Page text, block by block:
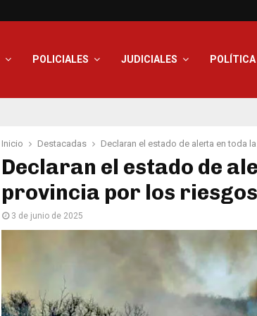
POLICIALES JUDICIALES POLÍTICA
Inicio Destacadas Declaran el estado de alerta en toda
Declaran el estado de
provincia por los
3 de junio de 2025